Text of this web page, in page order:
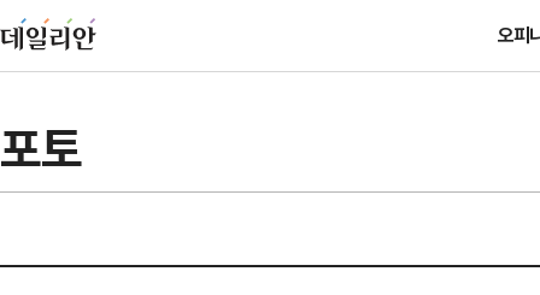
오피
포토